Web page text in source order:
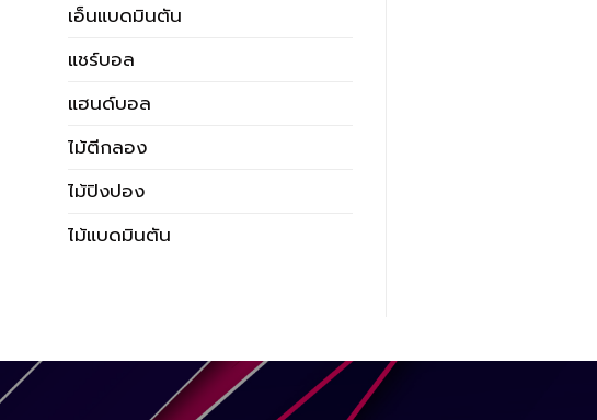
เอ็นแบดมินตัน
แชร์บอล
แฮนด์บอล
ไม้ตีกลอง
ไม้ปิงปอง
ไม้แบดมินตัน